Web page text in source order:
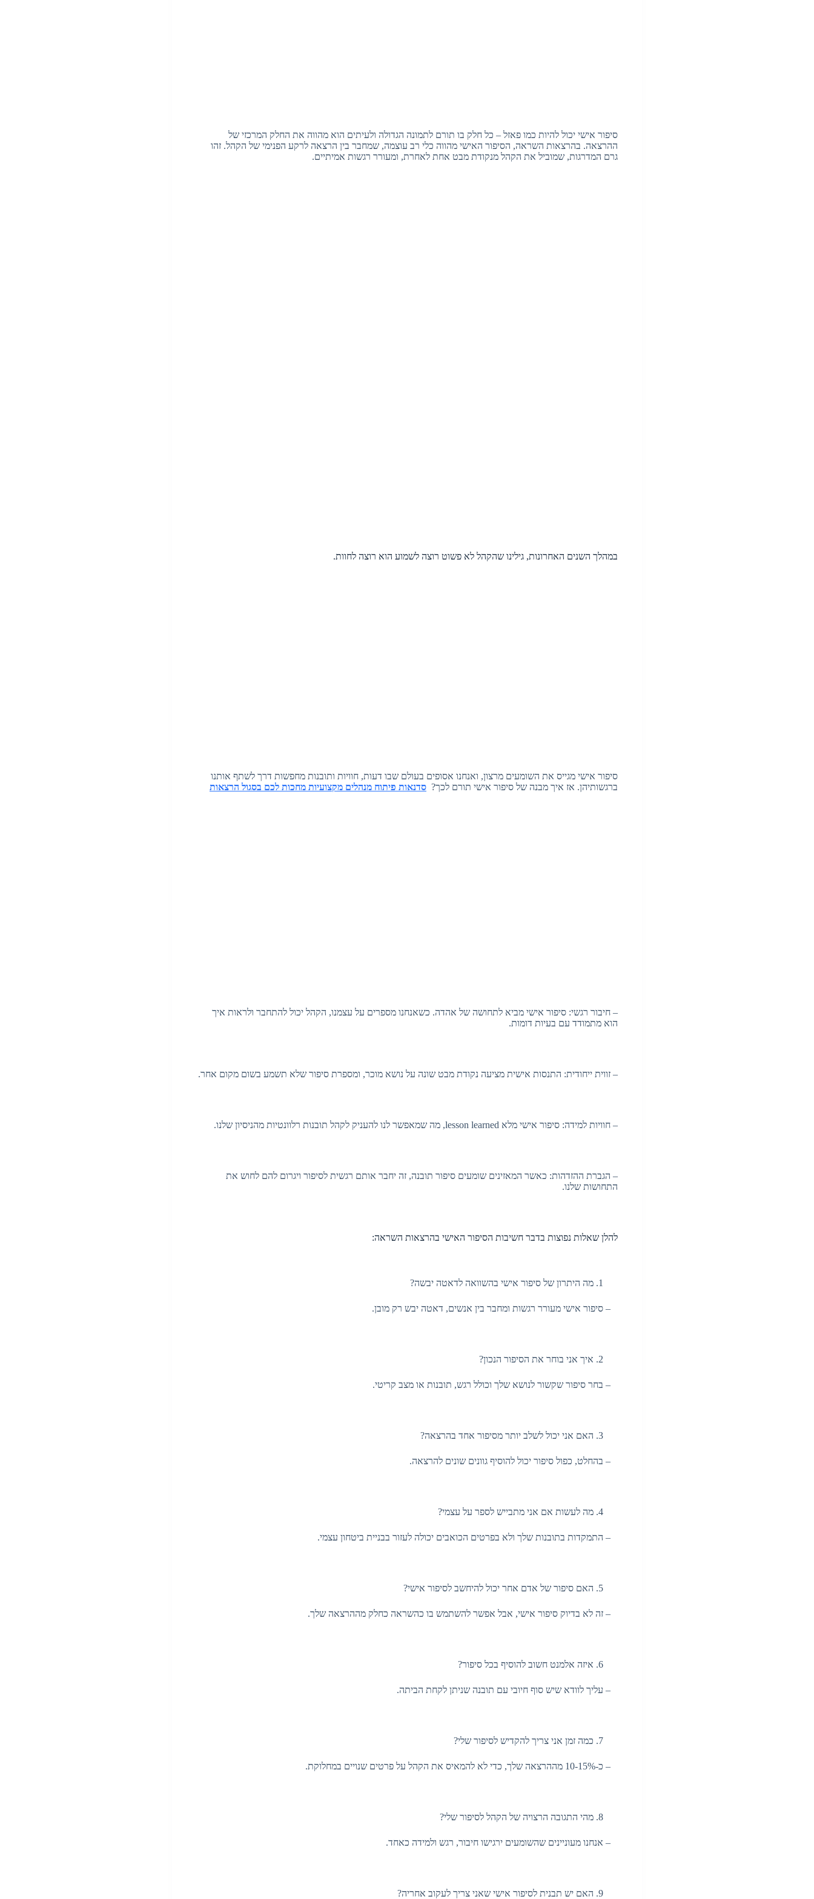
סיפור אישי יכול להיות כמו פאזל – כל חלק בו תורם לתמונה הגדולה ולעיתים הוא מהווה את החלק המרכזי של
ההרצאה. בהרצאות השראה, הסיפור האישי מהווה כלי רב עוצמה, שמחבר בין הרצאה לרקע הפנימי של הקהל. זהו
גרם המדרגות, שמוביל את הקהל מנקודת מבט אחת לאחרת, ומעורר רגשות אמיתיים.
במהלך השנים האחרונות, גילינו שהקהל לא פשוט רוצה לשמוע הוא רוצה לחוות.
סיפור אישי מגייס את השומעים מרצון, ואנחנו אסופים בעולם שבו דעות, חוויות ותובנות מחפשות דרך לשתף אותנו
ברגשותיהן. אז איך מבנה של סיפור אישי תורם לכך? סדנאות פיתוח מנהלים מקצועיות מחכות לכם בסגול הרצאות
– חיבור רגשי: סיפור אישי מביא לתחושה של אהדה. כשאנחנו מספרים על עצמנו, הקהל יכול להתחבר ולראות איך
הוא מתמודד עם בעיות דומות.
– זווית ייחודית: התנסות אישית מציעה נקודת מבט שונה על נושא מוכר, ומספרת סיפור שלא תשמע בשום מקום אחר.
– חוויות למידה: סיפור אישי מלא lesson learned, מה שמאפשר לנו להעניק לקהל תובנות רלוונטיות מהניסיון שלנו.
– הגברת ההזדהות: כאשר המאזינים שומעים סיפור תובנה, זה יחבר אותם רגשית לסיפור ויגרום להם לחוש את
התחושות שלנו.
להלן שאלות נפוצות בדבר חשיבות הסיפור האישי בהרצאות השראה:
מה היתרון של סיפור אישי בהשוואה לדאטה יבשה?
– סיפור אישי מעורר רגשות ומחבר בין אנשים, דאטה יבש רק מובן.
איך אני בוחר את הסיפור הנכון?
– בחר סיפור שקשור לנושא שלך וכולל רגש, תובנות או מצב קריטי.
האם אני יכול לשלב יותר מסיפור אחד בהרצאה?
– בהחלט, כפול סיפור יכול להוסיף גוונים שונים להרצאה.
מה לעשות אם אני מתבייש לספר על עצמי?
– התמקדות בתובנות שלך ולא בפרטים הכואבים יכולה לעזור בבניית ביטחון עצמי.
האם סיפור של אדם אחר יכול להיחשב לסיפור אישי?
– זה לא בדיוק סיפור אישי, אבל אפשר להשתמש בו כהשראה כחלק מההרצאה שלך.
איזה אלמנט חשוב להוסיף בכל סיפור?
– עליך לוודא שיש סוף חיובי עם תובנה שניתן לקחת הביתה.
כמה זמן אני צריך להקדיש לסיפור שלי?
– כ-10-15% מההרצאה שלך, כדי לא להמאיס את הקהל על פרטים שנויים במחלוקת.
מהי התגובה הרצויה של הקהל לסיפור שלי?
– אנחנו מעוניינים שהשומעים ירגישו חיבור, רגש ולמידה כאחד.
האם יש תבנית לסיפור אישי שאני צריך לעקוב אחריה?